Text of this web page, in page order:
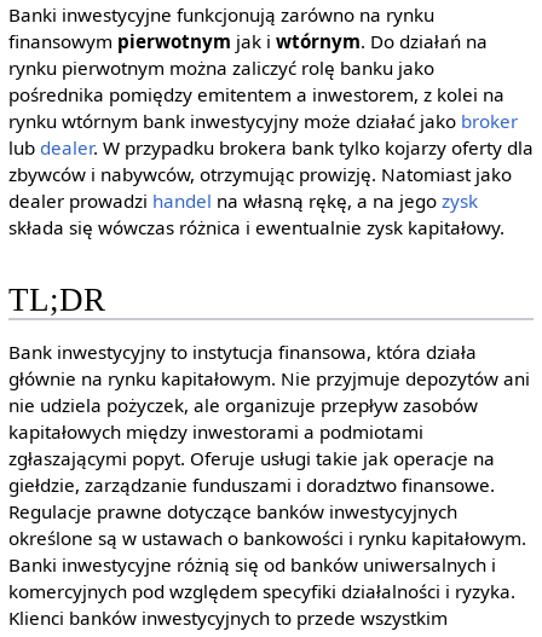
Banki inwestycyjne funkcjonują zarówno na rynku
finansowym pierwotnym jak i wtórnym. Do działań na
rynku pierwotnym można zaliczyć rolę banku jako
pośrednika pomiędzy emitentem a inwestorem, z kolei na
rynku wtórnym bank inwestycyjny może działać jako broker
lub dealer. W przypadku brokera bank tylko kojarzy oferty dla
zbywców i nabywców, otrzymując prowizję. Natomiast jako
dealer prowadzi handel na własną rękę, a na jego zysk
składa się wówczas różnica i ewentualnie zysk kapitałowy.
TL;DR
Bank inwestycyjny to instytucja finansowa, która działa
głównie na rynku kapitałowym. Nie przyjmuje depozytów ani
nie udziela pożyczek, ale organizuje przepływ zasobów
kapitałowych między inwestorami a podmiotami
zgłaszającymi popyt. Oferuje usługi takie jak operacje na
giełdzie, zarządzanie funduszami i doradztwo finansowe.
Regulacje prawne dotyczące banków inwestycyjnych
określone są w ustawach o bankowości i rynku kapitałowym.
Banki inwestycyjne różnią się od banków uniwersalnych i
komercyjnych pod względem specyfiki działalności i ryzyka.
Klienci banków inwestycyjnych to przede wszystkim